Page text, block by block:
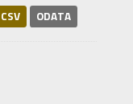
CSV ODATA